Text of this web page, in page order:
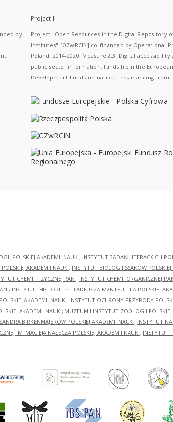
by
Project II
Project "Open Resources in the Digital Repository
Institutes" [OZwRCIN] co-financed by Operational
Poland, 2014-2020, Measure 2.3: Digital
public sector information; funds from the European
Development Fund and national co-financing from
POLSKIEJ AKADEMII NAUK ; INSTYTUT BADAŃ LITERACKICH
AKADEMII NAUK ; INSTYTUT BIOLOGII SSAKÓW
CHEMII FIZYCZNEJ PAN ; INSTYTUT CHEMII ORGANICZNEJ
; INSTYTUT HISTORII im. TADEUSZA MANTEUFFLA POLSKIEJ
AKADEMII NAUK ; INSTYTUT OCHRONY PRZYRODY
AKADEMII NAUK ; MUZEUM I INSTYTUT ZOOLOGII
BIRKENMAJERÓW POLSKIEJ AKADEMII NAUK ; INSTYTUT
IM. MACIEJA NAŁĘCZA POLSKIEJ AKADEMII NAUK ; INSTYTUT